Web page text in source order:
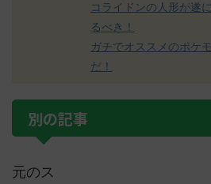
コライドンの人形が遂
るべき！
ガチでオススメのポケ
だ！
別の記事
元のス